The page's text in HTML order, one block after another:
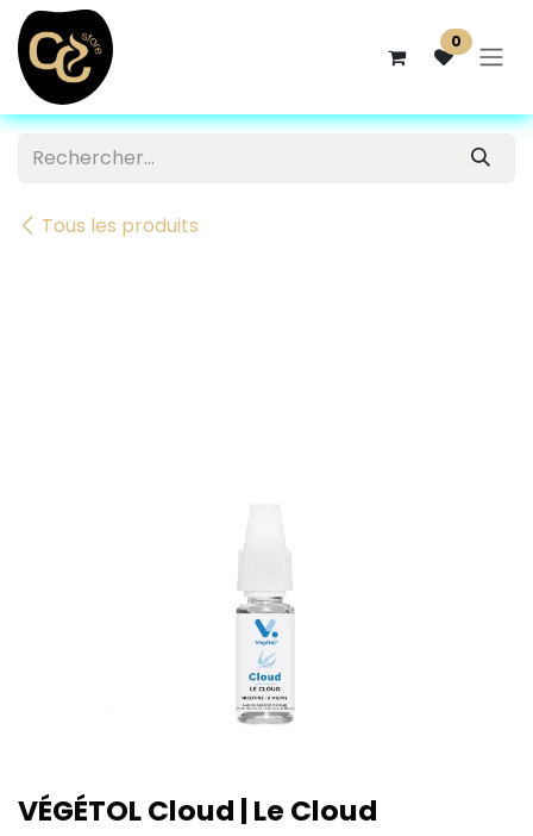
Se rendre au contenu
0
Tous les produits
VÉGÉTOL Cloud | Le Cloud